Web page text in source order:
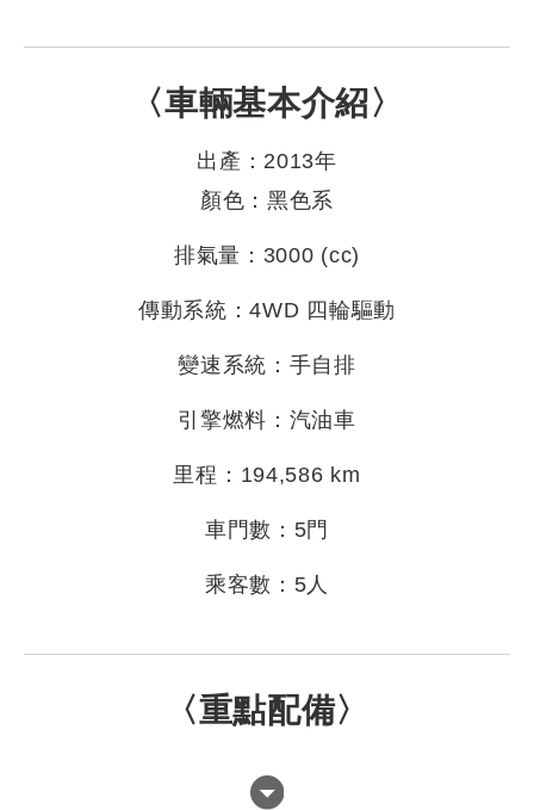
〈車輛基本介紹〉
出產：2013年
顏色：黑色系
排氣量：3000 (cc)
傳動系統：4WD 四輪驅動
變速系統：手自排
引擎燃料：汽油車
里程：194,586 km
車門數：5門
乘客數：5人
〈重點配備〉